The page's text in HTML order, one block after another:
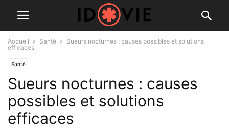
Accueil Santé
Sueurs nocturnes : causes possibles et solutions
efficaces
Santé
Sueurs nocturnes : causes
possibles et solutions
efficaces